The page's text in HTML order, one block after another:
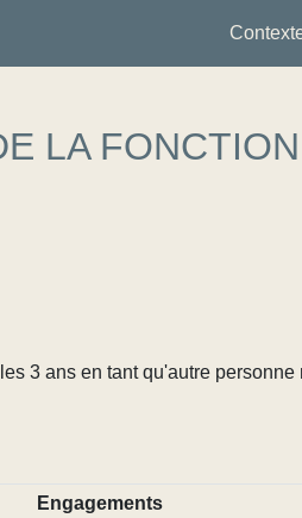
LA
3 ans en tant qu'autre
Engagements